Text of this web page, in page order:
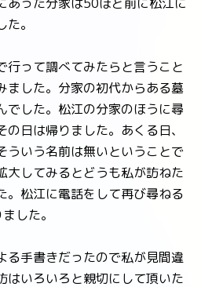
。
って調べてみたらと言うこと
ました。分家の初代からある墓
でした。松江の分家のほうに尋
日は帰りました。あくる日、
ういう名前は無いということで
大してみるとどうも私が訪ねた
。松江に電話をして再び尋ねる
した。
手書きだったので私が見間違
はいろいろと親切にして頂いた